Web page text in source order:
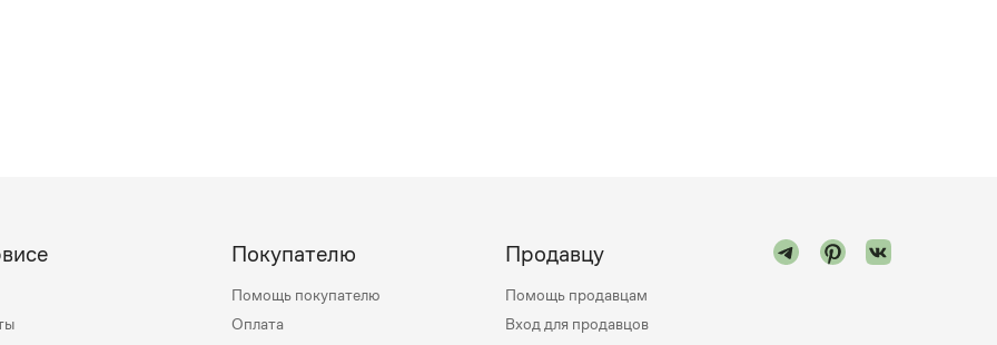
Покупателю
Помощь покупателю
Оплата
Продавцу
Помощь продавцам
Вход для продавцов